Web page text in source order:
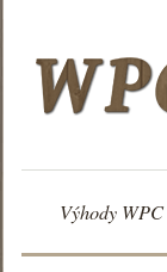
Výhody